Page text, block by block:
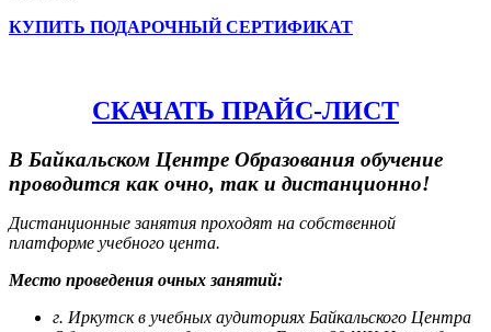
КУПИТЬ ПОДАРОЧНЫЙ СЕРТИФИКАТ
СКАЧАТЬ ПРАЙС-ЛИСТ
В Байкальском Центре Образования обучение
проводится как очно, так и дистанционно!
Дистанционные занятия проходят на собственной
платформе учебного цента.
Место проведения очных занятий:
г. Иркутск в учебных аудиториях Байкальского Центра